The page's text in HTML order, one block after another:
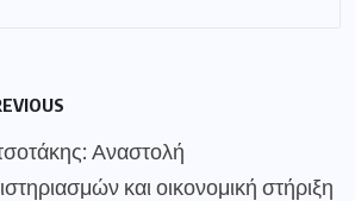
Αναστολή
και οικονομική στήριξη